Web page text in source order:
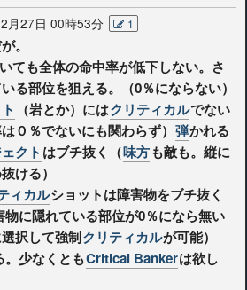
月27日 00時53分 1
。
ても全体の命中率が低下しない。さ
る部位を狙える。（0％にならない）
（岩とか）にはクリティカルでない
０％でないにも関わらず） 弾かれる
クト はブチ抜く（味方も敵も。縦に
ける）
ィカルショットは障害物をブチ抜く
物に隠れている部位が0％になら無い
択して強制クリティカルが可能）
。少なくともCritical Bankerは欲し